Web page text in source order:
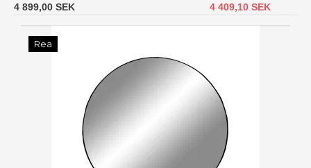
4 899,00 SEK 4 409,10 SEK
Rea